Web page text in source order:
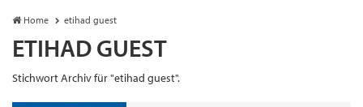
Home etihad guest
ETIHAD GUEST
Stichwort Archiv für "etihad guest".